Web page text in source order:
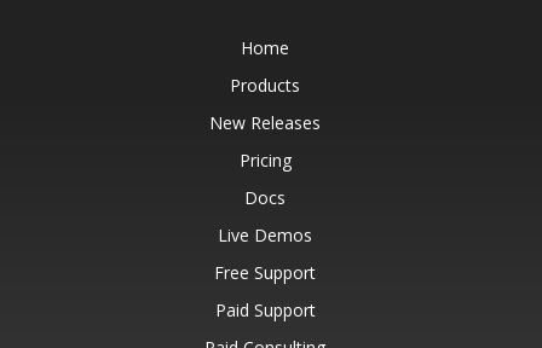
Home
Products
New Releases
Pricing
Docs
Live Demos
Free Support
Paid Support